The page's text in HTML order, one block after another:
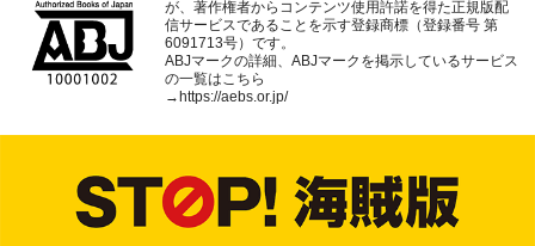
が、著作権者からコンテンツ使用許諾を得た正規版配
信サービスであることを示す登録商標（登録番号 第
6091713号）です。
ABJマークの詳細、ABJマークを掲示しているサービス
の一覧はこちら
→https://aebs.or.jp/